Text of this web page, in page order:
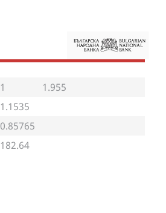
1
1.955
1.1535
0.85765
182.64